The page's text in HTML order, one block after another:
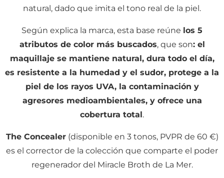
natural, dado que imita el tono real de la piel.
Según explica la marca, esta base reúne los 5
atributos de color más buscados, que son: el
maquillaje se mantiene natural, dura todo el día,
es resistente a la humedad y el sudor, protege a la
piel de los rayos UVA, la contaminación y
agresores medioambientales, y ofrece una
cobertura total.
The Concealer(disponible en 3 tonos, PVPR de 60 €)
es el corrector de la colección que comparte el poder
regenerador del Miracle Broth de La Mer.